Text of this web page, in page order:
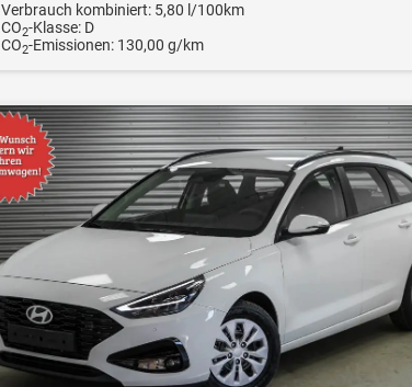
Verbrauch kombiniert: 5,80 l/100km
CO2-Klasse: D
CO2-Emissionen: 130,00 g/km